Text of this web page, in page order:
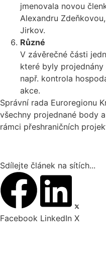
jmenovala novou
Alexandru
Jirkov.
Různé
V závěrečné části
které byly
např. kontrola
akce.
Správní rada Euroregionu
všechny projednané body
rámci přeshraničních
Sdílejte článek na sítích...
Facebook LinkedIn X